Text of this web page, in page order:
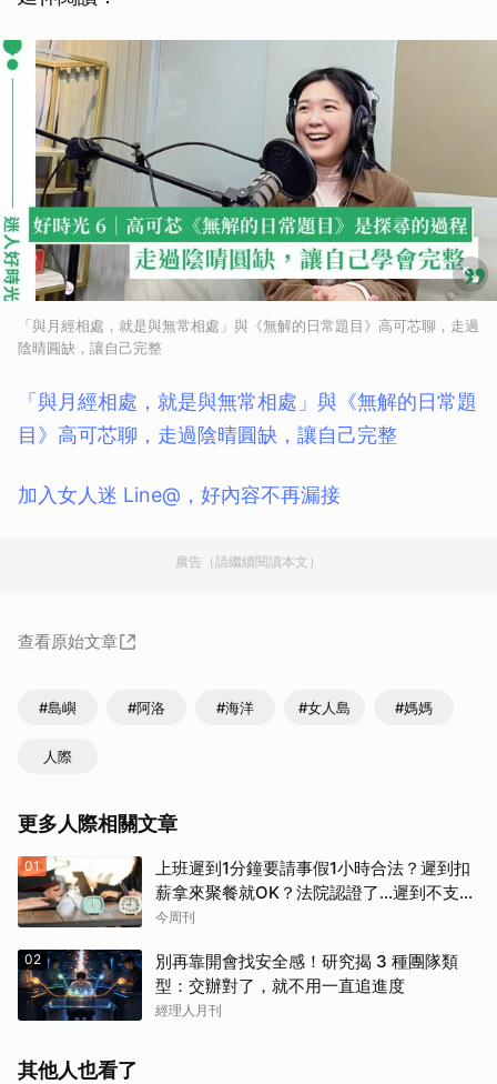
「與月經相處，就是與無常相處」與《無解的日常題目》高可芯聊，走過
陰晴圓缺，讓自己完整
「與月經相處，就是與無常相處」與《無解的日常題
目》高可芯聊，走過陰晴圓缺，讓自己完整
加入女人迷 Line@，好內容不再漏接
廣告（請繼續閱讀本文）
查看原始文章
#島嶼 #阿洛 #海洋 #女人島 #媽媽
人際
更多人際相關文章
01
上班遲到1分鐘要請事假1小時合法？遲到扣
薪拿來聚餐就OK？法院認證了…遲到不支薪
這樣算
今周刊
02
別再靠開會找安全感！研究揭 3 種團隊類
型：交辦對了，就不用一直追進度
經理人月刊
其他人也看了
取消